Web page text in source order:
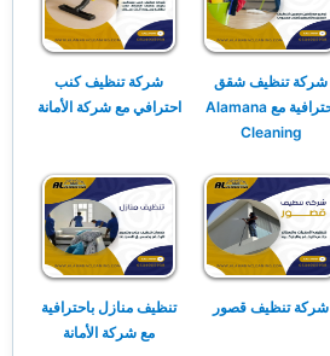
شركة تنظيف شقق
احترافية مع Alamana
Cleaning
شركة تنظيف كنب
احترافي مع شركة الأمانة
شركة تنظيف قصور
تنظيف منازل باحترافية
مع شركة الأمانة